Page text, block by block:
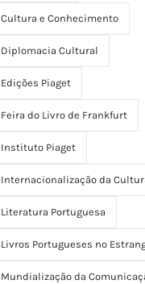
Cultura e Conhecimento
Diplomacia Cultural
Edições Piaget
Feira do Livro de Frankfurt
Instituto Piaget
Internacionalização da
Literatura Portuguesa
Livros Portugueses no
Mundialização da